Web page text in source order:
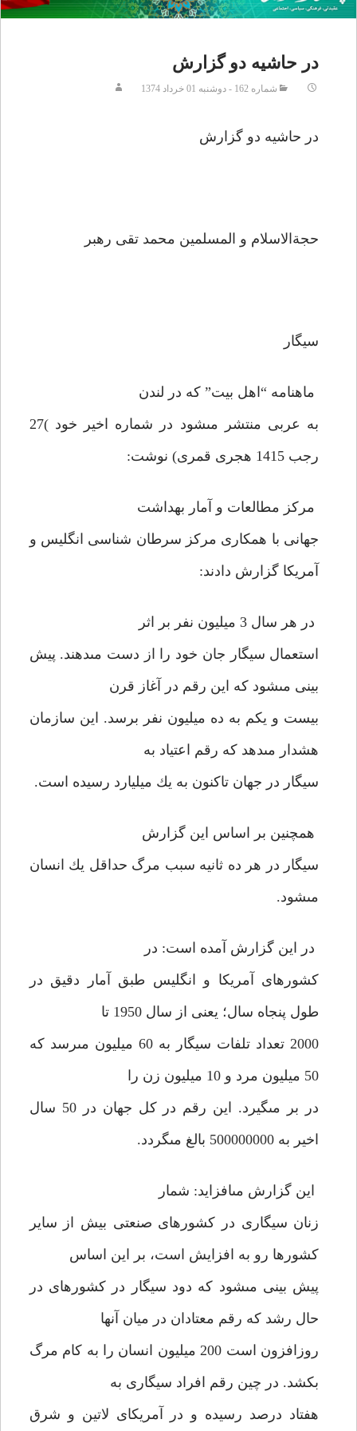
در حاشيه دو گزارش
شماره 162 - دوشنبه 01 خرداد 1374
در حاشيه دو گزارش
حجةالاسلام و المسلمين محمد تقى رهبر
سيگار
ماهنامه “اهل بيت” كه در لندن
به عربى منتشر مى‏شود در شماره اخير خود )27
رجب 1415 هجرى قمرى) نوشت:
مركز مطالعات و آمار بهداشت
جهانى با همكارى مركز سرطان شناسى انگليس و
آمريكا گزارش دادند:
در هر سال 3 ميليون نفر بر اثر
استعمال سيگار جان خود را از دست مى‏دهند. پيش
بينى مى‏شود كه اين رقم در آغاز قرن
بيست و يكم به ده ميليون نفر برسد. اين سازمان
هشدار مى‏دهد كه رقم اعتياد به
سيگار در جهان تاكنون به يك ميليارد رسيده است.
همچنين بر اساس اين گزارش
سيگار در هر ده ثانيه سبب مرگ حداقل يك انسان
مى‏شود.
در اين گزارش آمده است: در
كشورهاى آمريكا و انگليس طبق آمار دقيق در
طول پنجاه سال؛ يعنى از سال 1950 تا
2000 تعداد تلفات سيگار به 60 ميليون مى‏رسد كه
50 ميليون مرد و 10 ميليون زن را
در بر مى‏گيرد. اين رقم در كل جهان در 50 سال
اخير به 500000000 بالغ مى‏گردد.
اين گزارش مى‏افزايد: شمار
زنان سيگارى در كشورهاى صنعتى بيش از ساير
كشورها رو به افزايش است، بر اين اساس
پيش بينى مى‏شود كه دود سيگار در كشورهاى در
حال رشد كه رقم معتادان در ميان آنها
روزافزون است 200 ميليون انسان را به كام مرگ
بكشد. در چين رقم افراد سيگارى به
هفتاد درصد رسيده و در آمريكاى لاتين و شرق